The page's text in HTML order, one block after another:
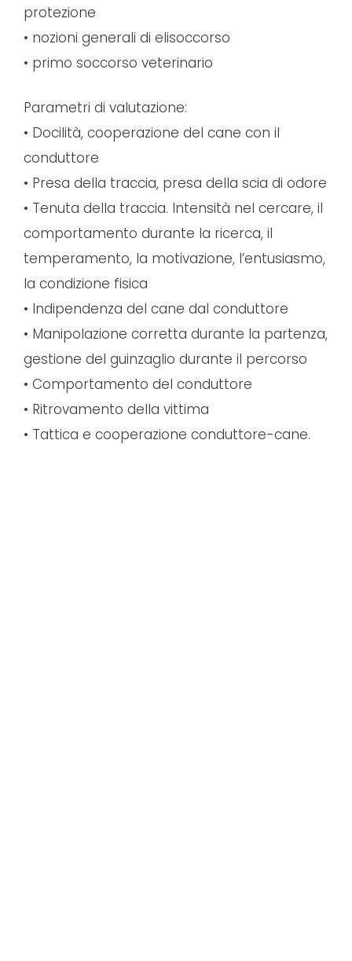
protezione
• nozioni generali di elisoccorso
• primo soccorso veterinario
Parametri di valutazione:
• Docilità, cooperazione del cane con il
conduttore
• Presa della traccia, presa della scia di odore
• Tenuta della traccia. Intensità nel cercare, il
comportamento durante la ricerca, il
temperamento, la motivazione, l’entusiasmo,
la condizione fisica
• Indipendenza del cane dal conduttore
• Manipolazione corretta durante la partenza,
gestione del guinzaglio durante il percorso
• Comportamento del conduttore
• Ritrovamento della vittima
• Tattica e cooperazione conduttore-cane.